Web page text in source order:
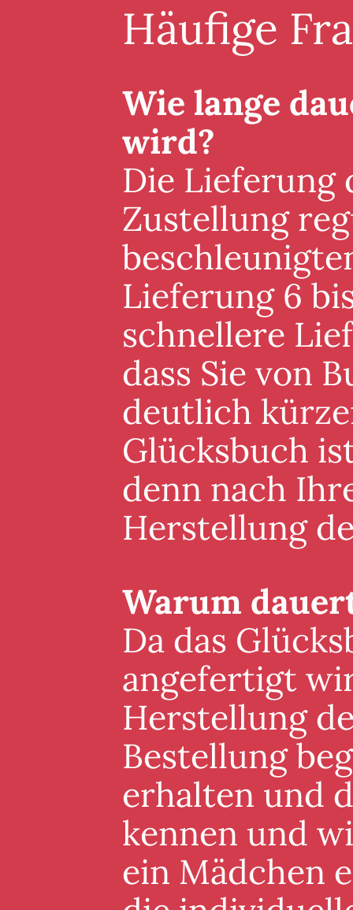
Häufige
Wie lange
wird?
Die Lieferung
Zustellung
Lieferung 6
schnellere
dass Sie von
deutlich
Glücksbuch
denn nach
Herstellung
Warum
Da das
angefertigt
Herstellung
Bestellung
erhalten und
kennen und
ein Mädchen